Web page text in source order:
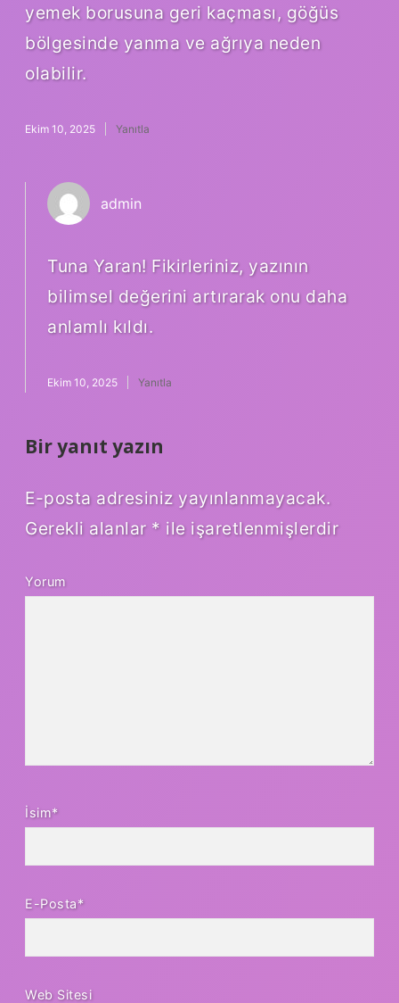
yemek borusuna geri kaçması, göğüs
bölgesinde yanma ve ağrıya neden
olabilir.
Ekim 10, 2025 Yanıtla
admin
Tuna Yaran! Fikirleriniz, yazının
bilimsel değerini artırarak onu daha
anlamlı kıldı.
Ekim 10, 2025 Yanıtla
Bir yanıt yazın
E-posta adresiniz yayınlanmayacak.
Gerekli alanlar * ile işaretlenmişlerdir
Yorum
İsim*
E-Posta*
Web Sitesi